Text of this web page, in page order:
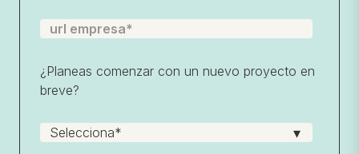
¿Planeas comenzar con un nuevo proyecto en
breve?